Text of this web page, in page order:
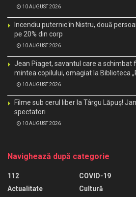
10 AUGUST 2026
Incendiu puternic în Nistru, două
pe 20% din corp
10 AUGUST 2026
Jean Piaget, savantul care a schimbat
mintea copilului, omagiat la Biblioteca
10 AUGUST 2026
Filme sub cerul liber la Târgu Lăpuș!
spectatori
10 AUGUST 2026
Navighează după categorie
112
Actualitate
COVID-19
Cultură